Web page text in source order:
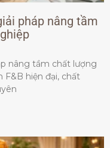
pháp nâng tầm
nâng tầm chất lượng
hiện đại, chất